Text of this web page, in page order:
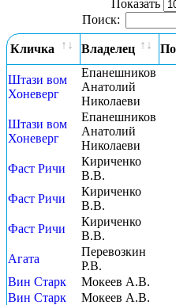
Показать
Поиск:
Кличка Владелец
Штази вом
Хоневерг
Епанешников
Анатолий
Николаеви
Штази вом
Хоневерг
Епанешников
Анатолий
Николаеви
Фаст Ричи
Кириченко
В.В.
Фаст Ричи
Кириченко
В.В.
Фаст Ричи
Кириченко
В.В.
Агата
Перевозкин
Р.В.
Вин Старк
Мокеев А.В.
Вин Старк
Мокеев А.В.